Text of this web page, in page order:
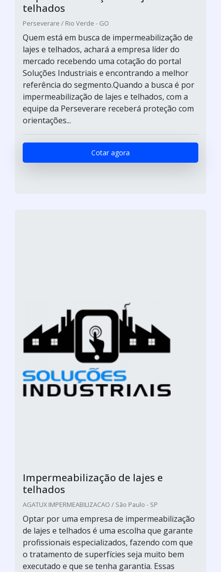
telhados
Perseverare / Rio Verde - GO
Quem está em busca de impermeabilização de
lajes e telhados, achará a empresa líder do
mercado recebendo uma cotação do portal
Soluções Industriais e encontrando a melhor
referência do segmento.Quando a busca é por
impermeabilização de lajes e telhados, com a
equipe da Perseverare receberá proteção com
orientações...
Cotar agora
Impermeabilização de lajes e
telhados
AGATUX IMPERMEABILIZACAO / São Paulo - SP
Optar por uma empresa de impermeabilização
de lajes e telhados é uma escolha que garante
profissionais especializados, fazendo com que
o tratamento de superfícies seja muito bem
executado e que se tenha garantia. Essas